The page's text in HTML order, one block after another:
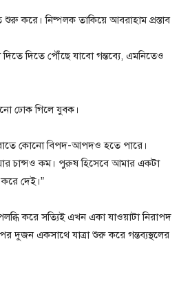
শুরু করে। নিষ্পলক তাকিয়ে আবরাহাম প্রস্তাব
দিতে পৌঁছে যাবো গন্তব্যে, এমনিতেও
ঢোক গিলে যুবক।
কোনো বিপদ-আপদও হতে পারে।
চান্সও কম। পুরুষ হিসেবে আমার একটা
দেই।”
করে সত্যিই এখন একা যাওয়াটা নিরাপদ
দুজন একসাথে যাত্রা শুরু করে গন্তব্যস্থলের